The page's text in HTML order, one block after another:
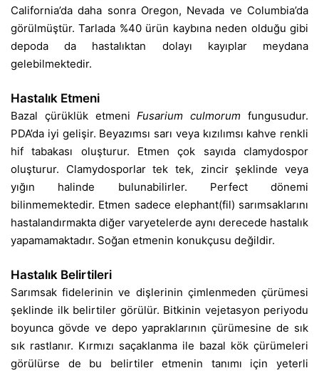
California’da daha sonra Oregon, Nevada ve Columbia’da
görülmüştür. Tarlada %40 ürün kaybına neden olduğu gibi
depoda da hastalıktan dolayı kayıplar meydana
gelebilmektedir.
Hastalık Etmeni
Bazal çürüklük etmeniFusarium culmorum fungusudur.
PDA’da iyi gelişir. Beyazımsı sarı veya kızılımsı kahve renkli
hif tabakası oluşturur. Etmen çok sayıda clamydospor
oluşturur. Clamydosporlar tek tek, zincir şeklinde veya
yığın halinde bulunabilirler. Perfect dönemi
bilinmemektedir. Etmen sadece elephant(fil) sarımsaklarını
hastalandırmakta diğer varyetelerde aynı derecede hastalık
yapamamaktadır. Soğan etmenin konukçusu değildir.
Hastalık Belirtileri
Sarımsak fidelerinin ve dişlerinin çimlenmeden çürümesi
şeklinde ilk belirtiler görülür. Bitkinin vejetasyon periyodu
boyunca gövde ve depo yapraklarının çürümesine de sık
sık rastlanır. Kırmızı saçaklanma ile bazal kök çürümeleri
görülürse de bu belirtiler etmenin tanımı için yeterli